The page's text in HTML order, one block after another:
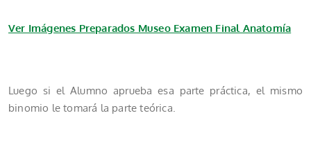
Ver Imágenes Preparados Museo Examen Final Anatomía
Luego si el Alumno aprueba esa parte práctica, el mismo
binomio le tomará la parte teórica.